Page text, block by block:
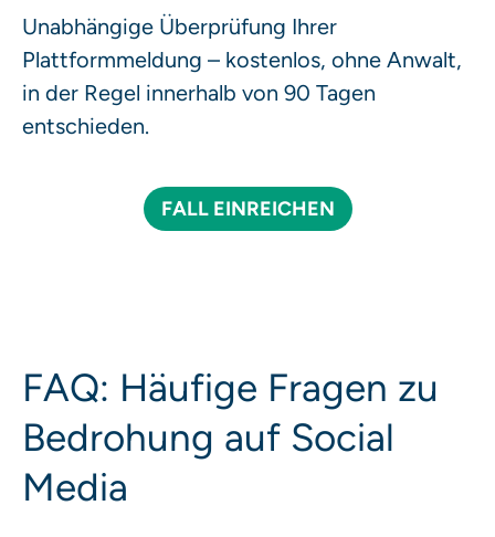
Unabhängige Überprüfung Ihrer
Plattformmeldung – kostenlos, ohne Anwalt,
in der Regel innerhalb von 90 Tagen
entschieden.
FALL EINREICHEN
FAQ: Häufige Fragen zu
Bedrohung auf Social
Media